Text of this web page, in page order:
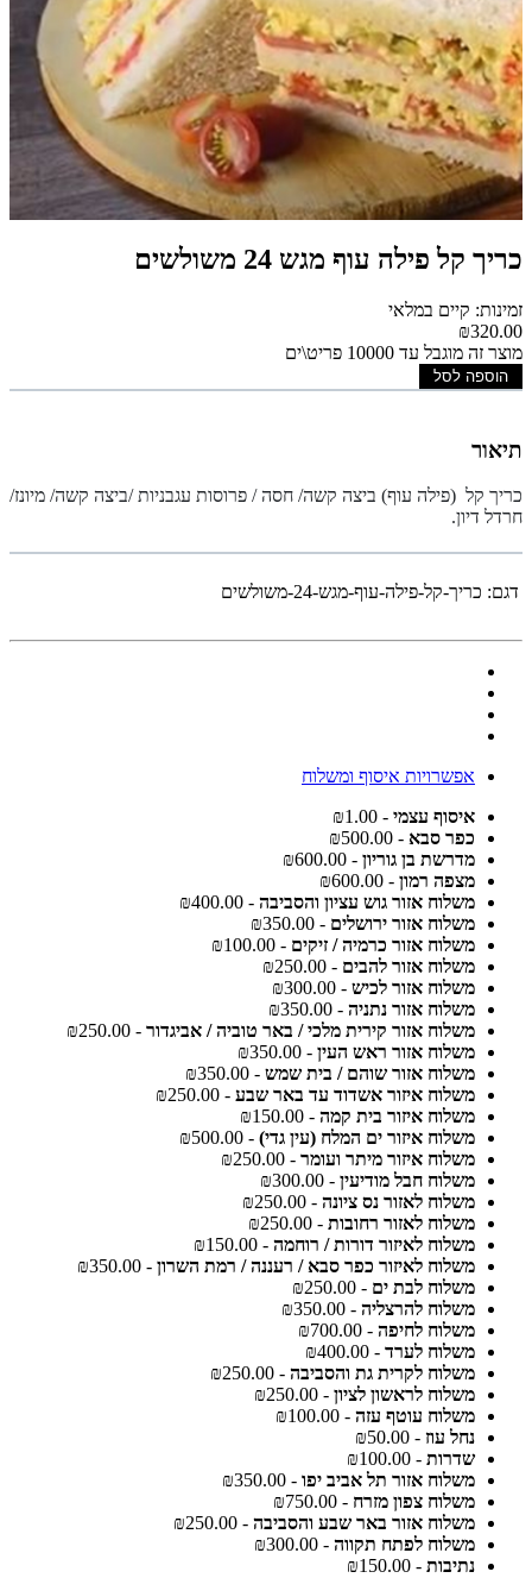
כריך קל פילה עוף מגש 24 משולשים
זמינות: קיים במלאי
₪320.00
מוצר זה מוגבל עד 10000 פריט\ים
הוספה לסל
תיאור
כריך קל (פילה עוף) ביצה קשה/ חסה / פרוסות עגבניות /ביצה קשה/ מיונז/
חרדל דיון.
דגם: כריך-קל-פילה-עוף-מגש-24-משולשים
אפשרויות איסוף ומשלוח
איסוף עצמי - ₪1.00
כפר סבא - ₪500.00
מדרשת בן גוריון - ₪600.00
מצפה רמון - ₪600.00
משלוח אזור גוש עציון והסביבה - ₪400.00
משלוח אזור ירושלים - ₪350.00
משלוח אזור כרמיה / זיקים - ₪100.00
משלוח אזור להבים - ₪250.00
משלוח אזור לכיש - ₪300.00
משלוח אזור נתניה - ₪350.00
משלוח אזור קירית מלכי / באר טוביה / אביגדור - ₪250.00
משלוח אזור ראש העין - ₪350.00
משלוח אזור שוהם / בית שמש - ₪350.00
משלוח איזור אשדוד עד באר שבע - ₪250.00
משלוח איזור בית קמה - ₪150.00
משלוח איזור ים המלח (עין גדי) - ₪500.00
משלוח איזור מיתר ועומר - ₪250.00
משלוח חבל מודיעין - ₪300.00
משלוח לאזור נס ציונה - ₪250.00
משלוח לאזור רחובות - ₪250.00
משלוח לאיזור דורות / רוחמה - ₪150.00
משלוח לאיזור כפר סבא / רעננה / רמת השרון - ₪350.00
משלוח לבת ים - ₪250.00
משלוח להרצליה - ₪350.00
משלוח לחיפה - ₪700.00
משלוח לערד - ₪400.00
משלוח לקרית גת והסביבה - ₪250.00
משלוח לראשון לציון - ₪250.00
משלוח עוטף עזה - ₪100.00
נחל עוז - ₪50.00
שדרות - ₪100.00
משלוח אזור תל אביב יפו - ₪350.00
משלוח צפון מזרח - ₪750.00
משלוח אזור באר שבע והסביבה - ₪250.00
משלוח לפתח תקווה - ₪300.00
נתיבות - ₪150.00